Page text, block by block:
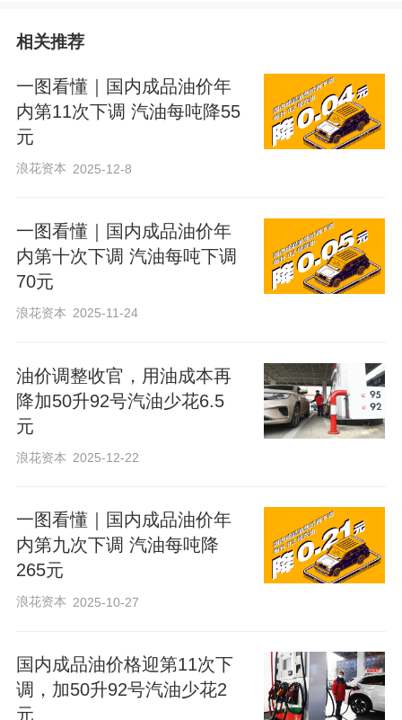
相关推荐
一图看懂｜国内成品油价年
内第11次下调 汽油每吨降55
元
浪花资本 2025-12-8
一图看懂｜国内成品油价年
内第十次下调 汽油每吨下调
70元
浪花资本 2025-11-24
油价调整收官，用油成本再
降加50升92号汽油少花6.5
元
浪花资本 2025-12-22
一图看懂｜国内成品油价年
内第九次下调 汽油每吨降
265元
浪花资本 2025-10-27
国内成品油价格迎第11次下
调，加50升92号汽油少花2
元